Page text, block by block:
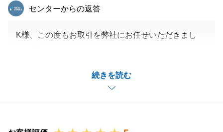
続きを読む
東急リバブル
センターからの返答
K様、この度もお取引を弊社にお任せいただきまし
了させてことが出来ました。
いつも、いつも、お仕事をいただき本当に嬉しいで
す。